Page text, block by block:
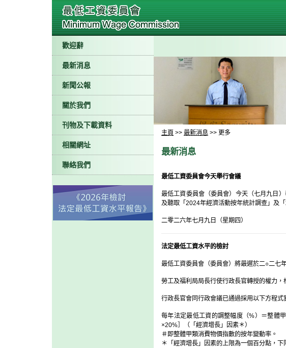
歡迎辭
最新消息
新聞公報
關於我們
刊物及下載資料
相關網址
聯絡我們
主頁 >> 最新消息 >> 更多
最新消息
最低工資委員會今天舉行會議
最低工資委員會（委員會）今天（七月九日
及聽取「2024年經濟活動按年統計調查」及
二零二六年七月九日（星期四）
法定最低工資水平的檢討
最低工資委員會（委員會）將最遲於二○二七
勞工及福利局局長行使行政長官轉授的權力
行政長官會同行政會議已通過採用以下方程式
每年法定最低工資的調整幅度（%）＝整體
×20%］（「經濟增長」因素＊）
＃即整體甲類消費物價指數的按年變動率。
＊「經濟增長」因素的上限為一個百分點，下